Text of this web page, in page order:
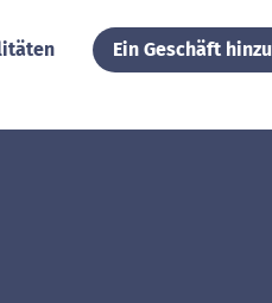
Ein Geschäft